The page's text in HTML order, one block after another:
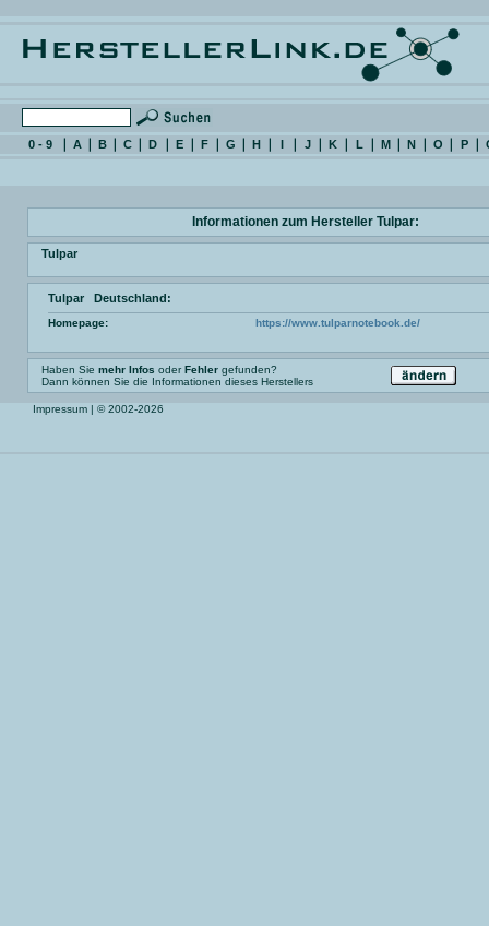
0 - 9 A B C D E F G H I J K L M N O P
Informationen zum Hersteller Tulpar:
Tulpar
Tulpar Deutschland:
Homepage: https://www.tulparnotebook.de/
Haben Sie mehr Infos oderFehler gefunden?
Dann können Sie die Informationen dieses Herstellers
Impressum | © 2002-2026